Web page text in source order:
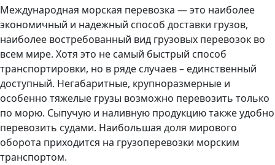
Международная морская перевозка — это наиболее
экономичный и надежный способ доставки грузов,
наиболее востребованный вид грузовых перевозок во
всем мире. Хотя это не самый быстрый способ
транспортировки, но в ряде случаев – единственный
доступный. Негабаритные, крупноразмерные и
особенно тяжелые грузы возможно перевозить только
по морю. Сыпучую и наливную продукцию также удобно
перевозить судами. Наибольшая доля мирового
оборота приходится на грузоперевозки морским
транспортом.